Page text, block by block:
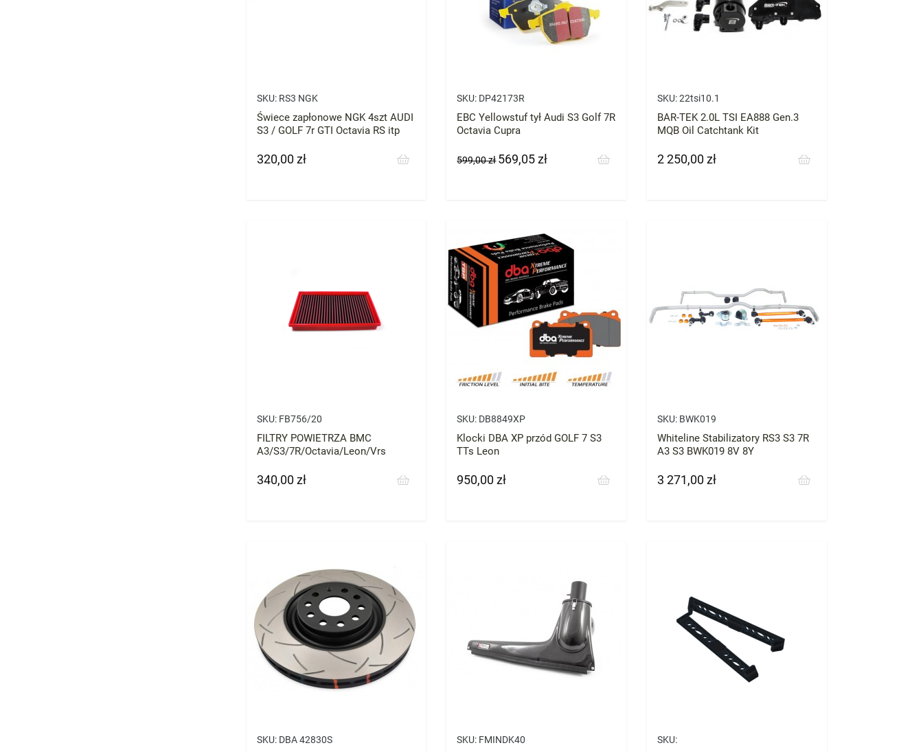
SKU: RS3 NGK
Świece zapłonowe NGK 4szt AUDI
S3 / GOLF 7r GTI Octavia RS itp
Cena
320,00 zł
SKU: DP42173R
EBC Yellowstuf tył Audi S3 Golf 7R
Octavia Cupra
Cena
599,00 zł Cena
569,05 zł
SKU: 22tsi10.1
BAR-TEK 2.0L TSI EA888 Gen.3
MQB Oil Catchtank Kit
Cena
2 250,00 zł
SKU: FB756/20
FILTRY POWIETRZA BMC
A3/S3/7R/Octavia/Leon/Vrs
Cena
340,00 zł
SKU: DB8849XP
Klocki DBA XP przód GOLF 7 S3
TTs Leon
Cena
950,00 zł
SKU: BWK019
Whiteline Stabilizatory RS3 S3 7R
A3 S3 BWK019 8V 8Y
Cena
3 271,00 zł
SKU: DBA 42830S SKU: FMINDK40 SKU: